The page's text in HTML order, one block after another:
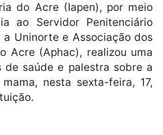
do Acre (Iapen), por meio
ao Servidor Penitenciário
Uninorte e Associação dos
Acre (Aphac), realizou uma
de saúde e palestra sobre a
nesta sexta-feira, 17,